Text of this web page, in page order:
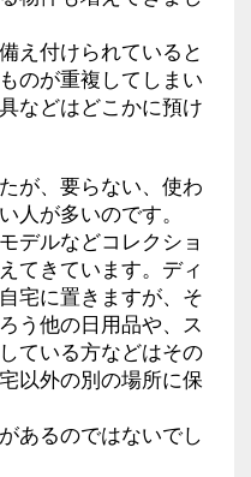
え付けられていると
のが重複してしまい
などはどこかに預け
が、要らない、使わ
人が多いのです。
デルなどコレクショ
てきています。ディ
宅に置きますが、そ
う他の日用品や、ス
ている方などはその
以外の別の場所に保
あるのではないでし